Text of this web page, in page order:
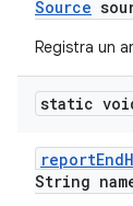
Source
Registra un
static
reportEnd
String